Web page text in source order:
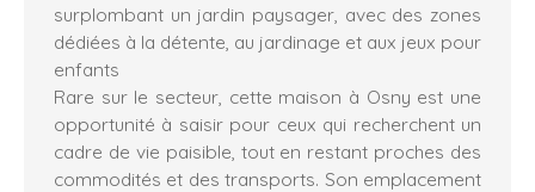
surplombant un jardin paysager, avec des zones
dédiées à la détente, au jardinage et aux jeux pour
enfants
Rare sur le secteur, cette maison à Osny est une
opportunité à saisir pour ceux qui recherchent un
cadre de vie paisible, tout en restant proches des
commodités et des transports. Son emplacement